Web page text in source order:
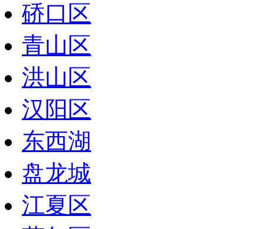
硚口区
青山区
洪山区
汉阳区
东西湖
盘龙城
江夏区